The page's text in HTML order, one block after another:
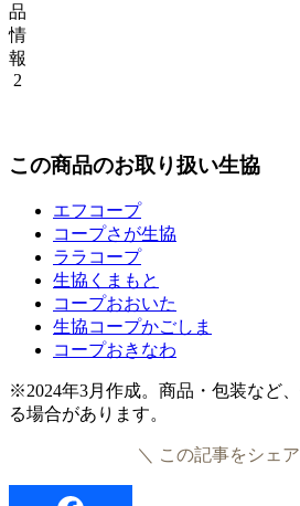
品
情
報
2
この商品のお取り扱い生協
エフコープ
コープさが生協
ララコープ
生協くまもと
コープおおいた
生協コープかごしま
コープおきなわ
※2024年3月作成。商品・包装など
る場合があります。
＼ この記事をシェ